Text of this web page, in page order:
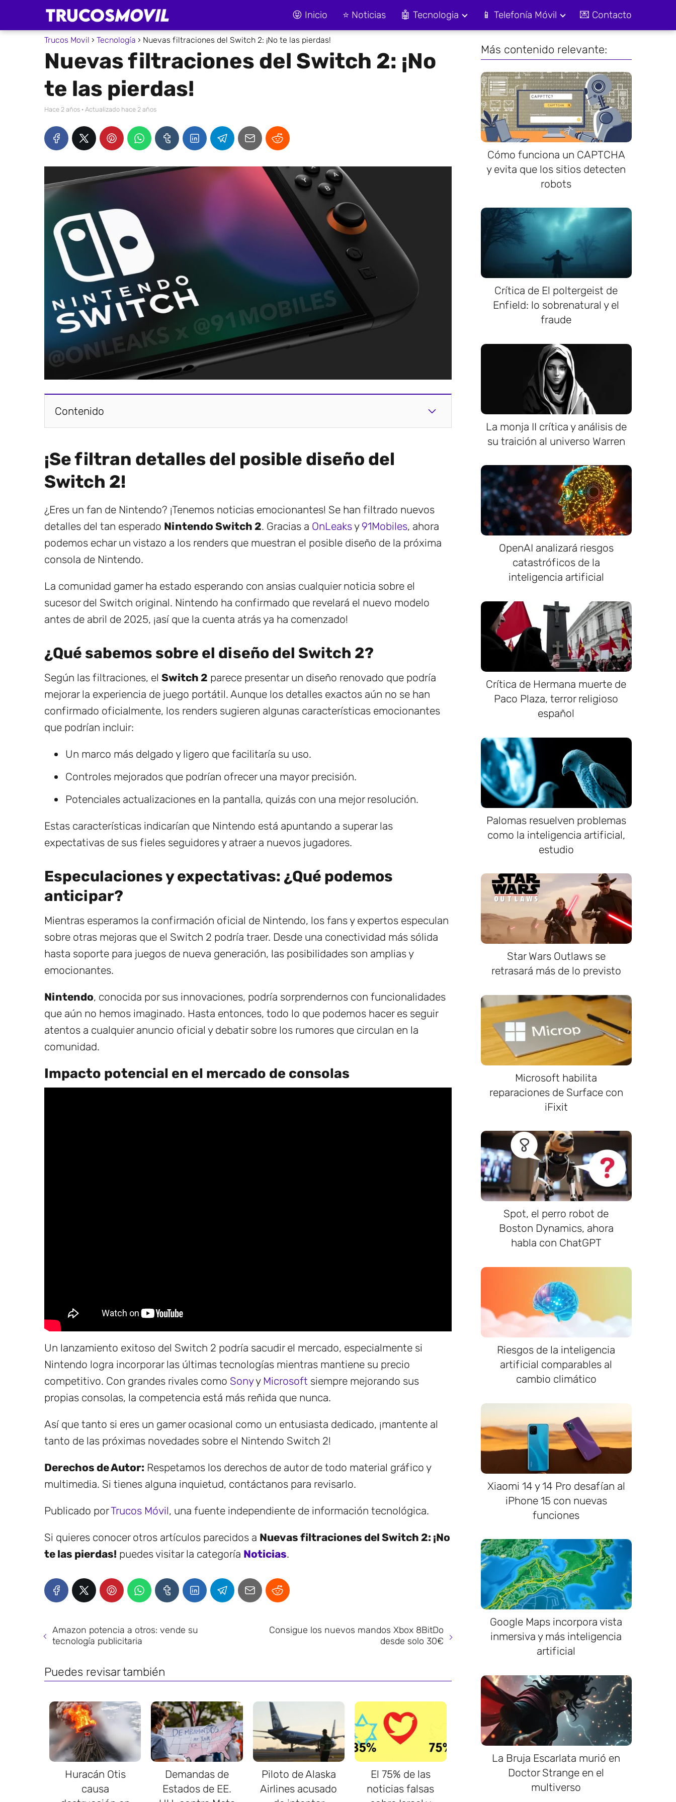
😝 Inicio ⭐ Noticias 🤖 Tecnologia 📱 Telefonía Móvil 💌 Contacto
Trucos Movil Tecnología Nuevas filtraciones del Switch 2: ¡No te las pierdas!
Nuevas filtraciones del Switch 2: ¡No
te las pierdas!
hace 2 años · Actualizado hace 2 años
Contenido
¡Se filtran detalles del posible diseño del
Switch 2!
¿Eres un fan de Nintendo? ¡Tenemos noticias emocionantes! Se han filtrado nuevos
detalles del tan esperado Nintendo Switch 2. Gracias a OnLeaksy 91Mobiles, ahora
podemos echar un vistazo a los renders que muestran el posible diseño de la próxima
consola de Nintendo.
La comunidad gamer ha estado esperando con ansias cualquier noticia sobre el
sucesor del Switch original. Nintendo ha confirmado que revelará el nuevo modelo
antes de abril de 2025, ¡así que la cuenta atrás ya ha comenzado!
¿Qué sabemos sobre el diseño del Switch 2?
Según las filtraciones, el Switch 2 parece presentar un diseño renovado que podría
mejorar la experiencia de juego portátil. Aunque los detalles exactos aún no se han
confirmado oficialmente, los renders sugieren algunas características emocionantes
que podrían incluir:
Un marco más delgado y ligero que facilitaría su uso.
Controles mejorados que podrían ofrecer una mayor precisión.
Potenciales actualizaciones en la pantalla, quizás con una mejor resolución.
Estas características indicarían que Nintendo está apuntando a superar las
expectativas de sus fieles seguidores y atraer a nuevos jugadores.
Especulaciones y expectativas: ¿Qué podemos
anticipar?
Mientras esperamos la confirmación oficial de Nintendo, los fans y expertos especulan
sobre otras mejoras que el Switch 2 podría traer. Desde una conectividad más sólida
hasta soporte para juegos de nueva generación, las posibilidades son amplias y
emocionantes.
Nintendo, conocida por sus innovaciones, podría sorprendernos con funcionalidades
que aún no hemos imaginado. Hasta entonces, todo lo que podemos hacer es seguir
atentos a cualquier anuncio oficial y debatir sobre los rumores que circulan en la
comunidad.
Impacto potencial en el mercado de consolas
Un lanzamiento exitoso del Switch 2 podría sacudir el mercado, especialmente si
Nintendo logra incorporar las últimas tecnologías mientras mantiene su precio
competitivo. Con grandes rivales como Sonyy Microsoft siempre mejorando sus
propias consolas, la competencia está más reñida que nunca.
Así que tanto si eres un gamer ocasional como un entusiasta dedicado, ¡mantente al
tanto de las próximas novedades sobre el Nintendo Switch 2!
Derechos de Autor: Respetamos los derechos de autor de todo material gráfico y
multimedia. Si tienes alguna inquietud, contáctanos para revisarlo.
Publicado porTrucos Móvil, una fuente independiente de información tecnológica.
Si quieres conocer otros artículos parecidos a Nuevas filtraciones del Switch 2: ¡No
te las pierdas! puedes visitar la categoría Noticias.
Amazon potencia a otros: vende su
tecnología publicitaria
Consigue los nuevos mandos Xbox 8BitDo
desde solo 30€
Puedes revisar también
Huracán Otis
causa
Demandas de
Estados de EE.
Piloto de Alaska
Airlines acusado
El 75% de las
noticias falsas
Más contenido relevante:
Cómo funciona un CAPTCHA
y evita que los sitios detecten
robots
Crítica de El poltergeist de
Enfield: lo sobrenatural y el
fraude
La monja II crítica y análisis de
su traición al universo Warren
OpenAI analizará riesgos
catastróficos de la
inteligencia artificial
Crítica de Hermana muerte de
Paco Plaza, terror religioso
español
Palomas resuelven problemas
como la inteligencia artificial,
estudio
Star Wars Outlaws se
retrasará más de lo previsto
Microsoft habilita
reparaciones de Surface con
iFixit
Spot, el perro robot de
Boston Dynamics, ahora
habla con ChatGPT
Riesgos de la inteligencia
artificial comparables al
cambio climático
Xiaomi 14 y 14 Pro desafían al
iPhone 15 con nuevas
funciones
Google Maps incorpora vista
inmersiva y más inteligencia
artificial
La Bruja Escarlata murió en
Doctor Strange en el
multiverso